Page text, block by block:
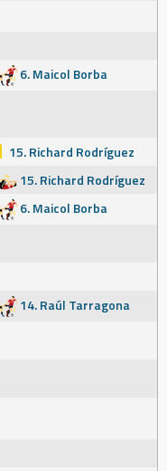
6. Maicol Borba
15. Richard Rodríguez
15. Richard Rodríguez
6. Maicol Borba
14. Raúl Tarragona